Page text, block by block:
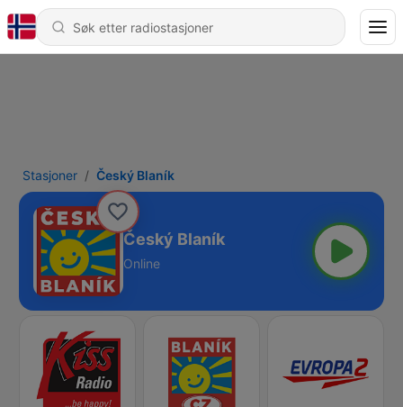
Stasjoner Český Blaník
Český Blaník
Online